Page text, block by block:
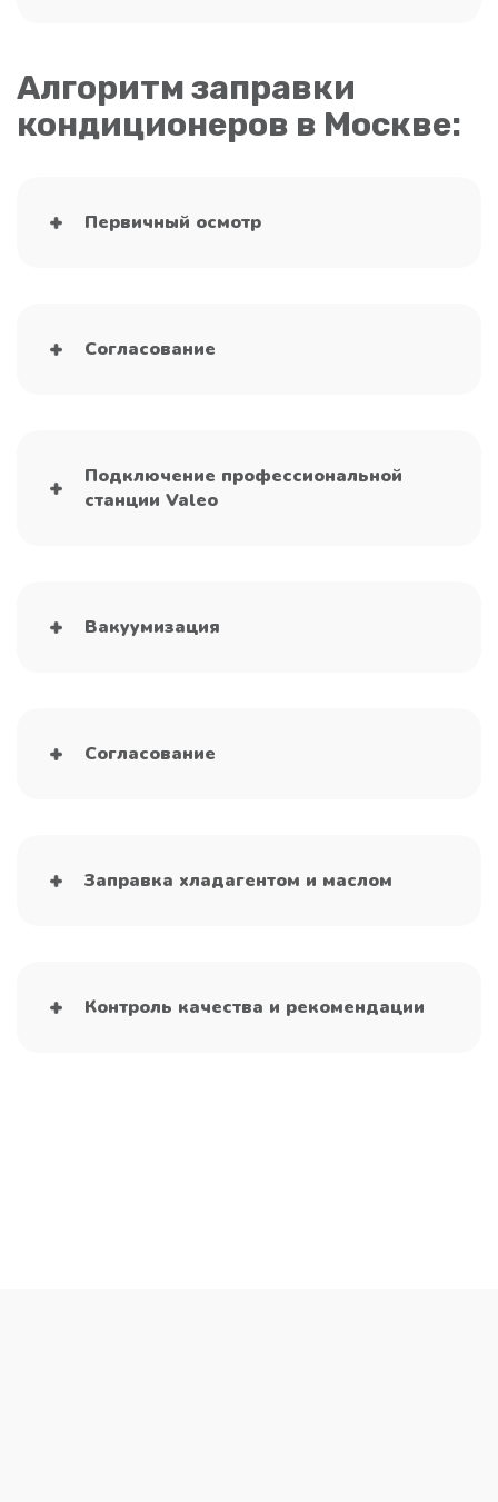
Алгоритм заправки
кондиционеров в Москве:
Первичный осмотр
Согласование
Подключение профессиональной
станции Valeo
Вакуумизация
Согласование
Заправка хладагентом и маслом
Контроль качества и рекомендации